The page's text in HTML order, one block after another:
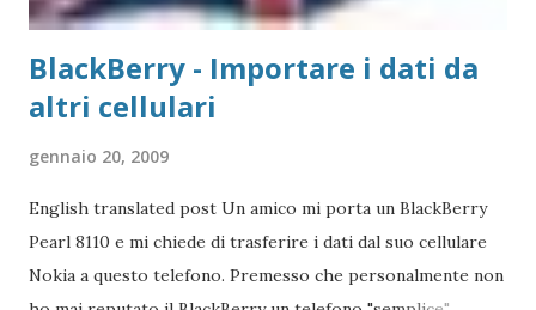
BlackBerry - Importare i dati da
altri cellulari
gennaio 20, 2009
English translated post Un amico mi porta un BlackBerry
Pearl 8110 e mi chiede di trasferire i dati dal suo cellulare
Nokia a questo telefono. Premesso che personalmente non